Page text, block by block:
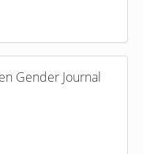
Gender Journal